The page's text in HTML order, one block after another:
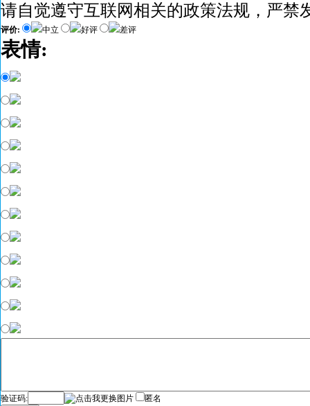
请自觉遵守互联网相关的政策法规，严禁
评价: 中立 好评 差评
表情:
验证码: 匿名